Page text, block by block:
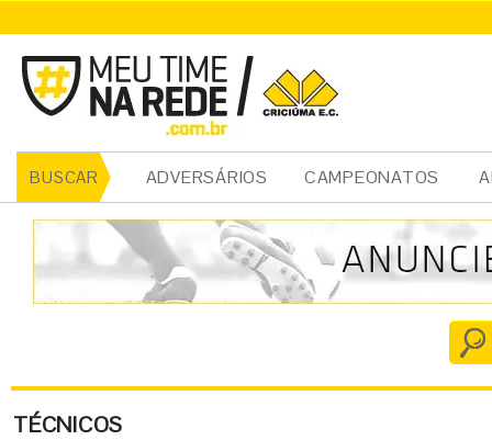
BUSCAR ADVERSÁRIOS CAMPEONATOS
TÉCNICOS